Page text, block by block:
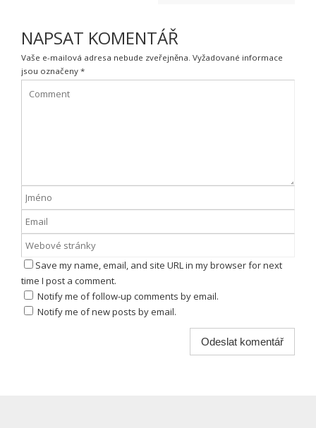
NAPSAT KOMENTÁŘ
Vaše e-mailová adresa nebude zveřejněna. Vyžadované informace
jsou označeny *
Save my name, email, and site URL in my browser for next
time I post a comment.
Notify me of follow-up comments by email.
Notify me of new posts by email.